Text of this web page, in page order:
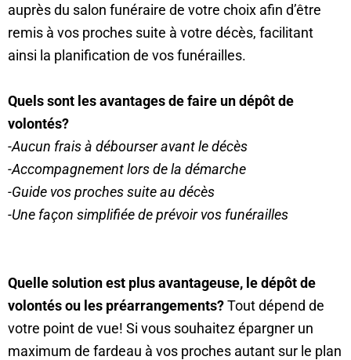
auprès du salon funéraire de votre choix afin d’être
remis à vos proches suite à votre décès, facilitant
ainsi la planification de vos funérailles.
Quels sont les avantages de faire un dépôt de
volontés?
-Aucun frais à débourser avant le décès
-Accompagnement lors de la démarche
-Guide vos proches suite au décès
-Une façon simplifiée de prévoir vos funérailles
Quelle solution est plus avantageuse, le dépôt de
volontés ou les préarrangements?Tout dépend de
votre point de vue! Si vous souhaitez épargner un
maximum de fardeau à vos proches autant sur le plan